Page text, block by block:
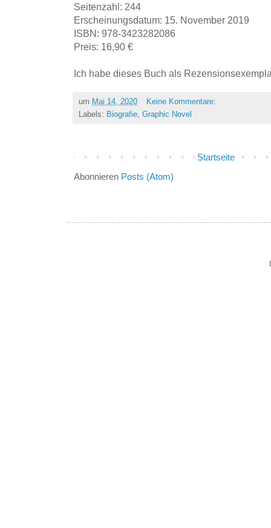
Seitenzahl: 244
Erscheinungsdatum: 15. November 2019
ISBN: 978-3423282086
Preis: 16,90 €
Ich habe dieses Buch als
um Mai 14, 2020
Keine Kommentare:
Labels: Biografie, Graphic Novel
Startseite
Abonnieren Posts (Atom)